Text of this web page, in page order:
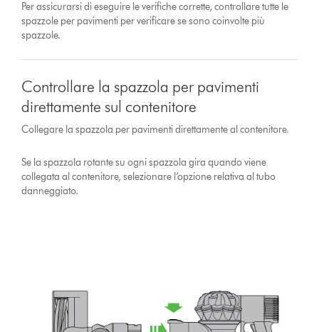
Per assicurarsi di eseguire le verifiche corrette, controllare tutte le
spazzole per pavimenti per verificare se sono coinvolte più
spazzole.
Controllare la spazzola per pavimenti
direttamente sul contenitore
Collegare la spazzola per pavimenti direttamente al contenitore.
Se la spazzola rotante su ogni spazzola gira quando viene
collegata al contenitore, selezionare l’opzione relativa al tubo
danneggiato.